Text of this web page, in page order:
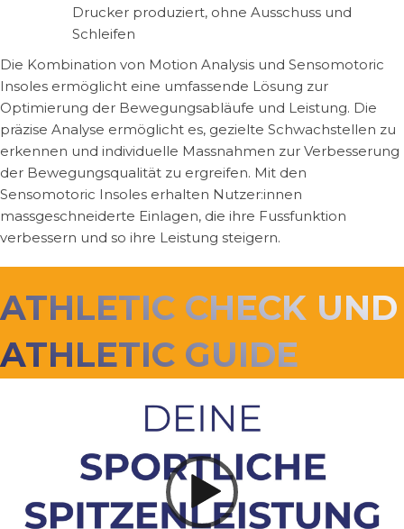
Drucker produziert, ohne Ausschuss und
Schleifen
Die Kombination von Motion Analysis und Sensomotoric
Insoles ermöglicht eine umfassende Lösung zur
Optimierung der Bewegungsabläufe und Leistung. Die
präzise Analyse ermöglicht es, gezielte Schwachstellen zu
erkennen und individuelle Massnahmen zur Verbesserung
der Bewegungsqualität zu ergreifen. Mit den
Sensomotoric Insoles erhalten Nutzer:innen
massgeschneiderte Einlagen, die ihre Fussfunktion
verbessern und so ihre Leistung steigern.
ATHLETIC CHECK UND
ATHLETIC GUIDE